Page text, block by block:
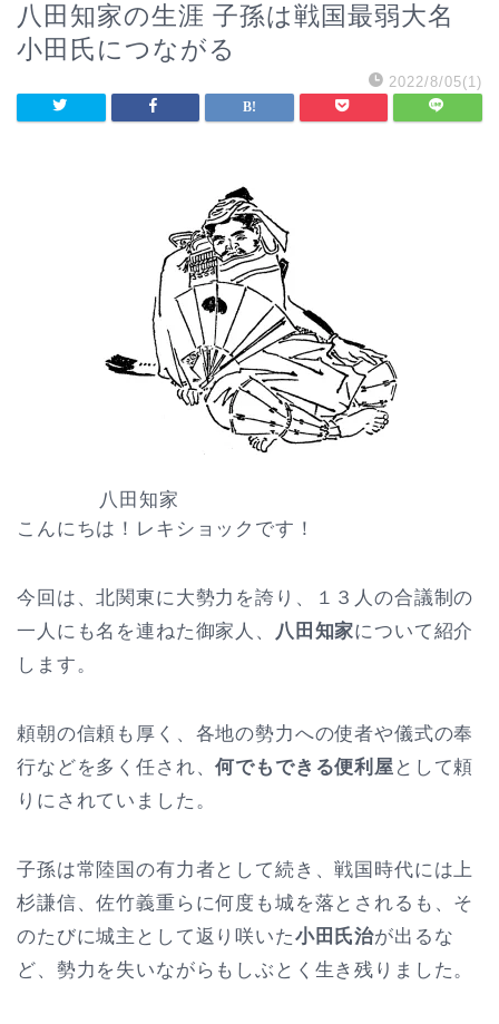
八田知家の生涯 子孫は戦国最弱大名
小田氏につながる
2022/8/05(1)
八田知家
こんにちは！レキショックです！
今回は、北関東に大勢力を誇り、１３人の合議制の
一人にも名を連ねた御家人、
八田知家について紹介
します。
頼朝の信頼も厚く、各地の勢力への使者や儀式の奉
行などを多く任され、何でもできる便利屋 として頼
りにされていました。
子孫は常陸国の有力者として続き、戦国時代には上
杉謙信、佐竹義重らに何度も城を落とされるも、そ
のたびに城主として返り咲いた小田氏治が出るな
ど、勢力を失いながらもしぶとく生き残りました。